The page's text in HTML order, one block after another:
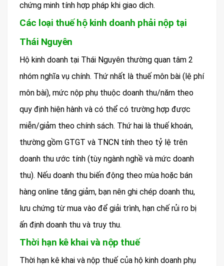
chứng minh tính hợp pháp khi giao dịch.
Các loại thuế hộ kinh doanh phải nộp tại
Thái Nguyên
Hộ kinh doanh tại Thái Nguyên thường quan tâm 2
nhóm nghĩa vụ chính. Thứ nhất là thuế môn bài (lệ phí
môn bài), mức nộp phụ thuộc doanh thu/năm theo
quy định hiện hành và có thể có trường hợp được
miễn/giảm theo chính sách. Thứ hai là thuế khoán,
thường gồm GTGT và TNCN tính theo tỷ lệ trên
doanh thu ước tính (tùy ngành nghề và mức doanh
thu). Nếu doanh thu biến động theo mùa hoặc bán
hàng online tăng giảm, bạn nên ghi chép doanh thu,
lưu chứng từ mua vào để giải trình, hạn chế rủi ro bị
ấn định doanh thu và truy thu.
Thời hạn kê khai và nộp thuế
Thời hạn kê khai và nộp thuế của hộ kinh doanh phụ